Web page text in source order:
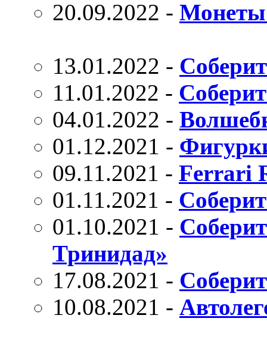
20.09.2022 - Монеты
13.01.2022 -
11.01.2022 -
04.01.2022 -
01.12.2021 -
09.11.2021 - Ferrari
01.11.2021 -
01.10.2021 -
Тринидад»
17.08.2021 -
10.08.2021 -